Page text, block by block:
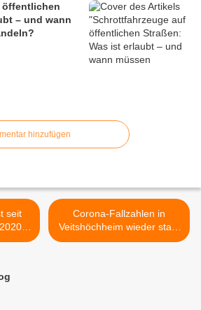
öffentlichen
– und wann
hinzufügen
der
Corona-Fallzahlen in
Veitshöchheim wieder stark
rückläufig: Nun 9 Corona-